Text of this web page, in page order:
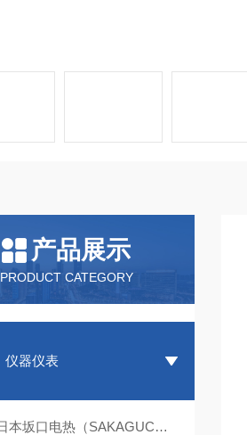
产品展示
PRODUCT CATEGORY
仪器仪表
日本坂口电热（SAKAGUCHI）